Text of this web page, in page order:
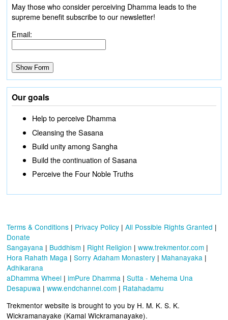
May those who consider perceiving Dhamma leads to the
supreme benefit subscribe to our newsletter!
Email:
Our goals
Help to perceive Dhamma
Cleansing the Sasana
Build unity among Sangha
Build the continuation of Sasana
Perceive the Four Noble Truths
Terms & Conditions | Privacy Policy | All Possible Rights Granted |
Donate
Sangayana | Buddhism | Right Religion | www.trekmentor.com |
Hora Rahath Maga | Sorry Adaham Monastery | Mahanayaka |
Adhikarana
aDhamma Wheel | imPure Dhamma | Sutta - Mehema Una
Desapuwa | www.endchannel.com | Ratahadamu
Trekmentor website is brought to you by H. M. K. S. K.
Wickramanayake (Kamal Wickramanayake).